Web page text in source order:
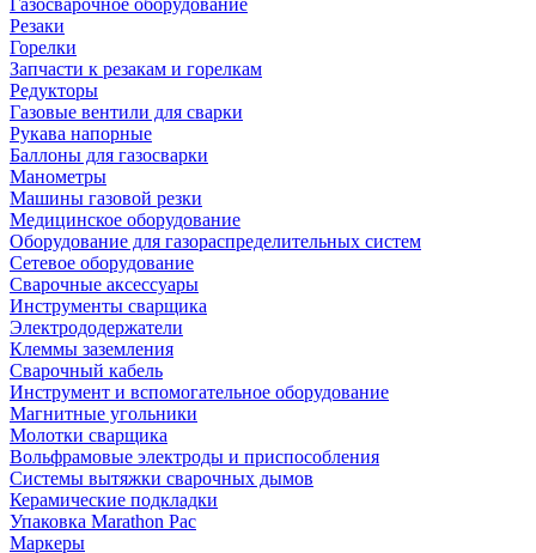
Газосварочное оборудование
Резаки
Горелки
Запчасти к резакам и горелкам
Редукторы
Газовые вентили для сварки
Рукава напорные
Баллоны для газосварки
Манометры
Машины газовой резки
Медицинское оборудование
Оборудование для газораспределительных систем
Сетевое оборудование
Сварочные аксессуары
Инструменты сварщика
Электрододержатели
Клеммы заземления
Сварочный кабель
Инструмент и вспомогательное оборудование
Магнитные угольники
Молотки сварщика
Вольфрамовые электроды и приспособления
Системы вытяжки сварочных дымов
Керамические подкладки
Упаковка Marathon Pac
Маркеры